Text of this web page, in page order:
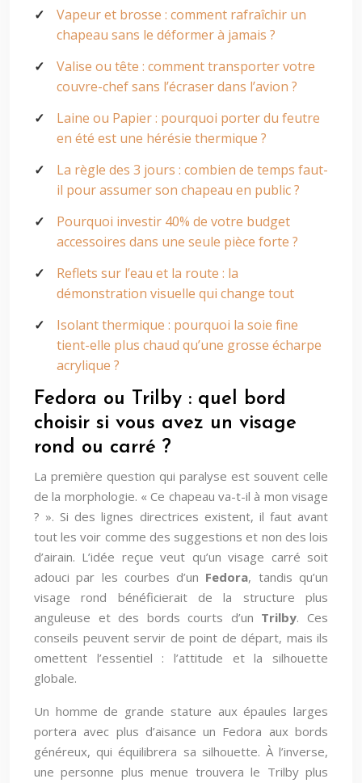
Vapeur et brosse : comment rafraîchir un
chapeau sans le déformer à jamais ?
Valise ou tête : comment transporter votre
couvre-chef sans l’écraser dans l’avion ?
Laine ou Papier : pourquoi porter du feutre
en été est une hérésie thermique ?
La règle des 3 jours : combien de temps faut-
il pour assumer son chapeau en public ?
Pourquoi investir 40% de votre budget
accessoires dans une seule pièce forte ?
Reflets sur l’eau et la route : la
démonstration visuelle qui change tout
Isolant thermique : pourquoi la soie fine
tient-elle plus chaud qu’une grosse écharpe
acrylique ?
Fedora ou Trilby : quel bord
choisir si vous avez un visage
rond ou carré ?
La première question qui paralyse est souvent celle
de la morphologie. « Ce chapeau va-t-il à mon visage
? ». Si des lignes directrices existent, il faut avant
tout les voir comme des suggestions et non des lois
d’airain. L’idée reçue veut qu’un visage carré soit
adouci par les courbes d’un Fedora, tandis qu’un
visage rond bénéficierait de la structure plus
anguleuse et des bords courts d’un Trilby. Ces
conseils peuvent servir de point de départ, mais ils
omettent l’essentiel : l’attitude et la silhouette
globale.
Un homme de grande stature aux épaules larges
portera avec plus d’aisance un Fedora aux bords
généreux, qui équilibrera sa silhouette. À l’inverse,
une personne plus menue trouvera le Trilby plus